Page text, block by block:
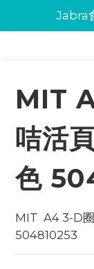
Jabra
Jabra
MIT
咭活
色
MIT  A4 3-D
504810253